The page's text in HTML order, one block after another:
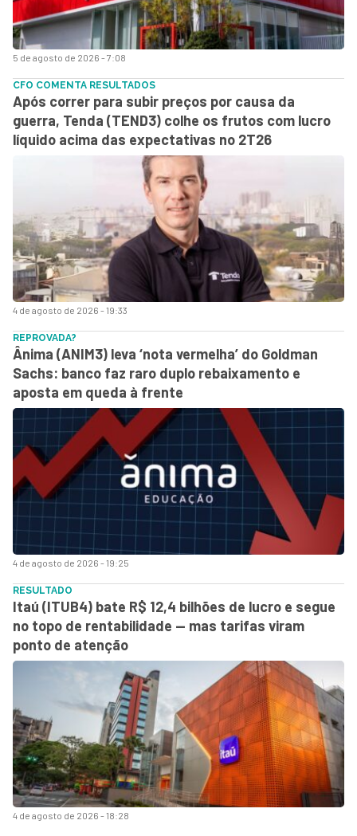
5 de agosto de 2026 - 7:08
4 de agosto de 2026 - 19:33
CFO COMENTA RESULTADOS
Após correr para subir preços por causa da
guerra, Tenda (TEND3) colhe os frutos com lucro
líquido acima das expectativas no 2T26
4 de agosto de 2026 - 19:25
REPROVADA?
Ânima (ANIM3) leva ‘nota vermelha’ do Goldman
Sachs: banco faz raro duplo rebaixamento e
aposta em queda à frente
4 de agosto de 2026 - 18:28
RESULTADO
Itaú (ITUB4) bate R$ 12,4 bilhões de lucro e segue
no topo de rentabilidade — mas tarifas viram
ponto de atenção